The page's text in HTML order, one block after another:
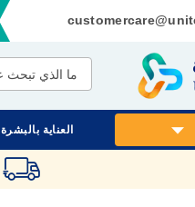
العناية بالبشرة